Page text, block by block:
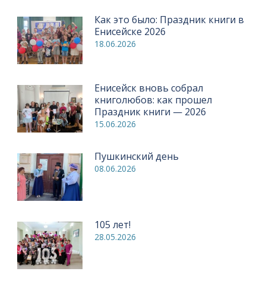
Как это было: Праздник книги в
Енисейске 2026
18.06.2026
Енисейск вновь собрал
книголюбов: как прошел
Праздник книги — 2026
15.06.2026
Пушкинский день
08.06.2026
105 лет!
28.05.2026